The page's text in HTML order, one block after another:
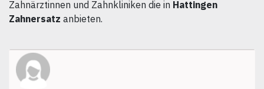
Zahnärztinnen und Zahnkliniken die in Hattingen
Zahnersatz anbieten.